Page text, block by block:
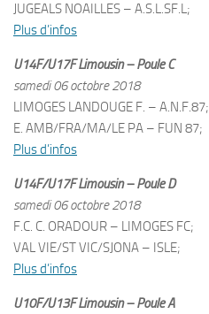
JUGEALS NOAILLES – A.S.L.SF.L;
Plus d’infos
U14F/U17F Limousin – Poule C
samedi 06 octobre 2018
LIMOGES LANDOUGE F. – A.N.F.87;
E. AMB/FRA/MA/LE PA – FUN 87;
Plus d’infos
U14F/U17F Limousin – Poule D
samedi 06 octobre 2018
F.C. C. ORADOUR – LIMOGES FC;
VAL VIE/ST VIC/SJONA – ISLE;
Plus d’infos
U10F/U13F Limousin – Poule A